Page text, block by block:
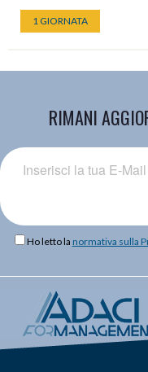
1 GIORNATA
RIMANI
Ho letto la normativa sulla